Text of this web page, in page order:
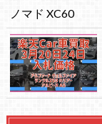
ノマド XC60